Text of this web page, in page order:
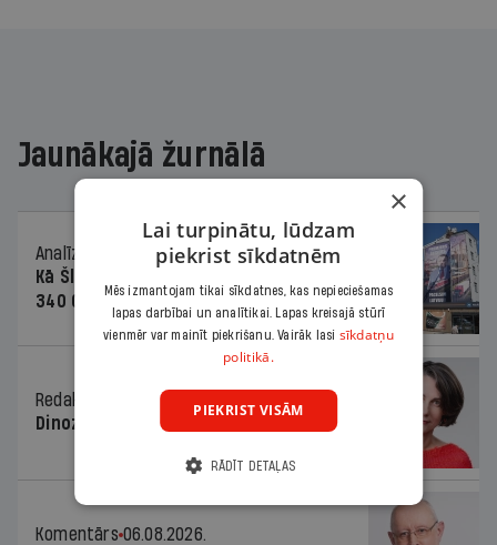
Jaunākajā žurnālā
Analīze
06.08.2026.
Kā Šlesera partija palika nesodīta par
340 000 vērtu reklāmas kampaņu
Redaktores sleja
Dinozaura triks
Komentārs 06.08.2026.
×
Lai turpinātu, lūdzam
piekrist sīkdatnēm
Mēs izmantojam tikai sīkdatnes, kas nepieciešamas
lapas darbībai un analītikai. Lapas kreisajā stūrī
vienmēr var mainīt piekrišanu. Vairāk lasi sīkdatņu
politikā.
PIEKRIST VISĀM
RĀDĪT DETAĻAS